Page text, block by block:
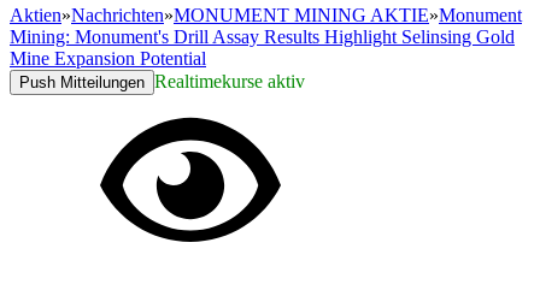
Aktien»Nachrichten»MONUMENT MINING AKTIE»Monument
Mining: Monument's Drill Assay Results Highlight Selinsing Gold
Mine Expansion Potential
Push Mitteilungen Realtimekurse aktiv